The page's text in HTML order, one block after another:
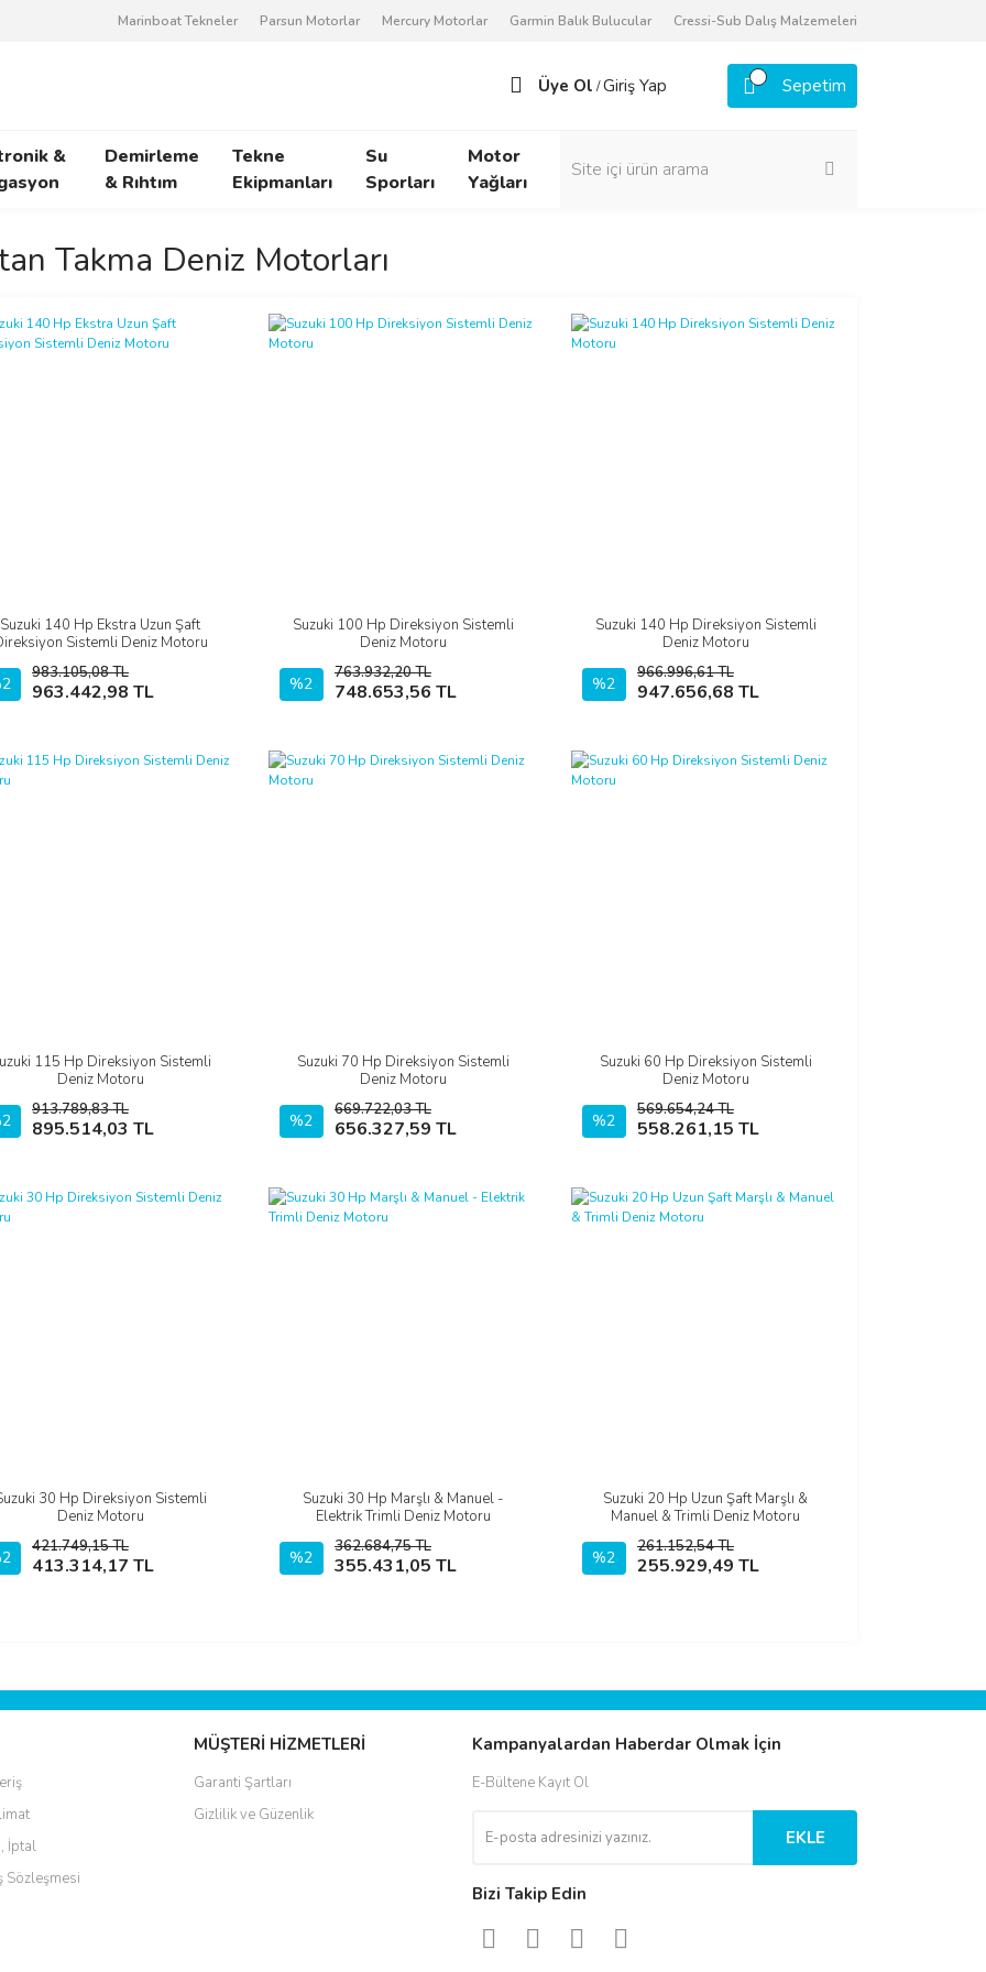
Marinboat Tekneler Parsun Motorlar Mercury Motorlar Garmin Balık Bulucular Cressi-Sub Dalış Malzemeleri
Üye Ol /Giriş Yap Sepetim
&
Demirleme
& Rıhtım
Tekne
Ekipmanları
Su
Sporları
Motor
Yağları
Takma Deniz Motorları
Suzuki 140 Hp Ekstra Uzun Şaft
Sistemli Deniz Motoru
983.105,08 TL
963.442,98 TL
İncele
Sepete Ekle
Suzuki 100 Hp Direksiyon Sistemli
Deniz Motoru
%2
763.932,20 TL
748.653,56 TL
İncele
Sepete Ekle
Suzuki 140 Hp Direksiyon Sistemli
Deniz Motoru
%2
966.996,61 TL
947.656,68 TL
İncele
Sepete Ekle
115 Hp Direksiyon Sistemli
Deniz Motoru
913.789,83 TL
895.514,03 TL
İncele
Sepete Ekle
Suzuki 70 Hp Direksiyon Sistemli
Deniz Motoru
%2
669.722,03 TL
656.327,59 TL
İncele
Sepete Ekle
Suzuki 60 Hp Direksiyon Sistemli
Deniz Motoru
%2
569.654,24 TL
558.261,15 TL
İncele
Sepete Ekle
30 Hp Direksiyon Sistemli
Deniz Motoru
421.749,15 TL
413.314,17 TL
İncele
Sepete Ekle
Suzuki 30 Hp Marşlı & Manuel -
Elektrik Trimli Deniz Motoru
%2
362.684,75 TL
355.431,05 TL
İncele
Sepete Ekle
Suzuki 20 Hp Uzun Şaft Marşlı &
Manuel & Trimli Deniz Motoru
%2
261.152,54 TL
255.929,49 TL
İncele
Sepete Ekle
İptal
Sözleşmesi
MÜŞTERİ HİZMETLERİ
Garanti Şartları
Gizlilik ve Güzenlik
Kampanyalardan Haberdar Olmak İçin
E-Bültene Kayıt Ol
EKLE
Bizi Takip Edin